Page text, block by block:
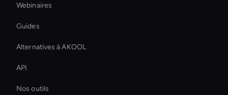
Webinaires
Guides
Alternatives à AKOOL
API
Nos outils